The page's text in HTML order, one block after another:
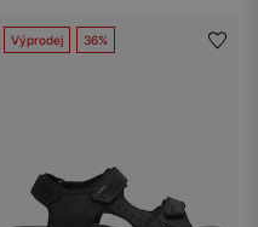
Výprodej 36%